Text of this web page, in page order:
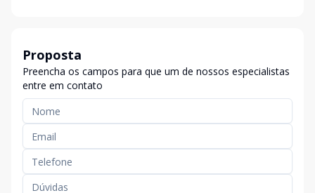
Proposta
Preencha os campos para que um de nossos especialistas
entre em contato